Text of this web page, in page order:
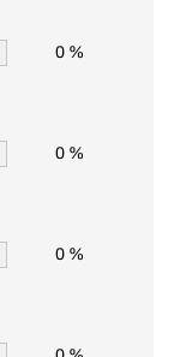
0 %
0 %
0 %